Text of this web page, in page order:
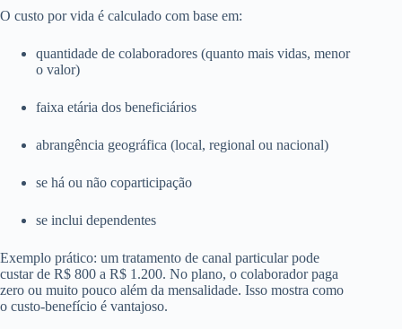
O custo por vida é calculado com base em:
quantidade de colaboradores (quanto mais vidas, menor
o valor)
faixa etária dos beneficiários
abrangência geográfica (local, regional ou nacional)
se há ou não coparticipação
se inclui dependentes
Exemplo prático: um tratamento de canal particular pode
custar de R$ 800 a R$ 1.200. No plano, o colaborador paga
zero ou muito pouco além da mensalidade. Isso mostra como
o custo-benefício é vantajoso.